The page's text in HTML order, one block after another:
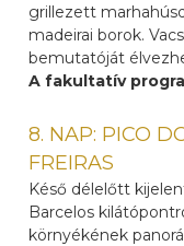
grillezett
madeirai borok.
bemutatóját
A fakultatív
8. NAP: PICO
FREIRAS
Késő délelőtt
Barcelos
környékének